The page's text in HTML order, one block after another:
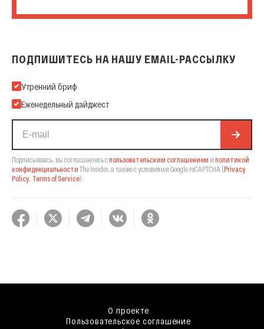
ПОДПИШИТЕСЬ НА НАШУ EMAIL-РАССЫЛКУ
Подпишитесь на нашу Email-рассылку
Утренний бриф
Еженедельный дайджест
Подписываясь, вы соглашаетесь спользовательским соглашением и политикой
конфиденциальности The Insider, а также с условиями Google reCAPTCHA (Privacy
Policy, Terms of Service).
О проекте
Пользовательское соглашение